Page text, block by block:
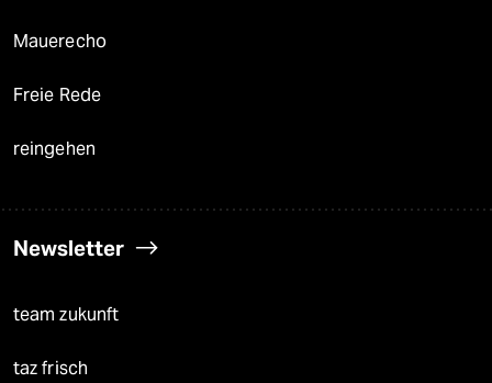
Mauerecho
Freie Rede
reingehen
Newsletter
team zukunft
taz frisch